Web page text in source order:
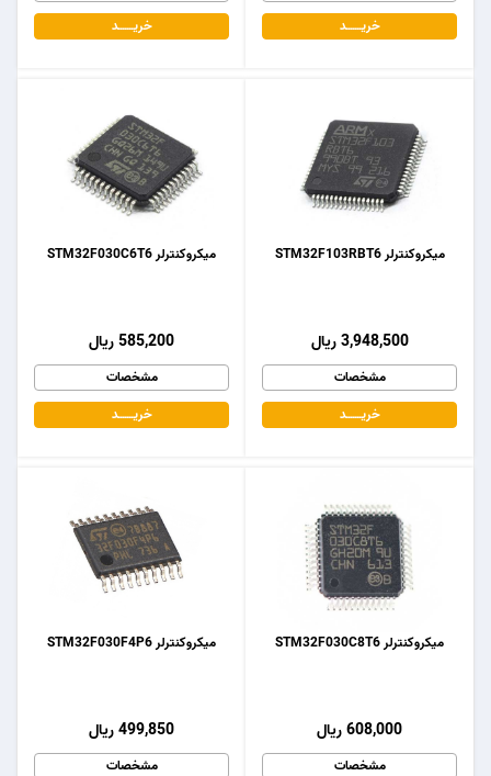
خریـــــــد
خریـــــــد
میکروکنترلر STM32F030C6T6
585,200 ریال
مشخصات
خریـــــــد
میکروکنترلر STM32F103RBT6
3,948,500 ریال
مشخصات
خریـــــــد
میکروکنترلر STM32F030F4P6
499,850 ریال
مشخصات
میکروکنترلر STM32F030C8T6
608,000 ریال
مشخصات